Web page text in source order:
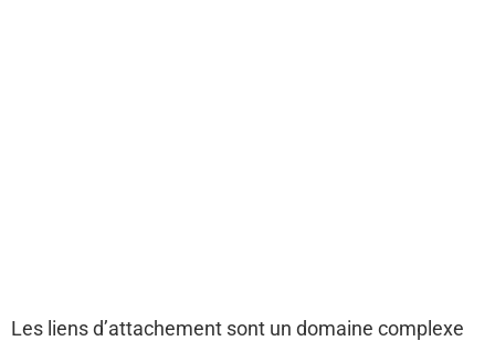
Les liens d’attachement sont un domaine complexe